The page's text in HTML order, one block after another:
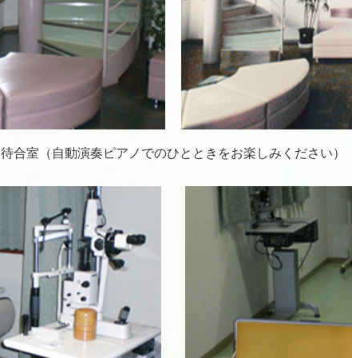
待合室（自動演奏ピアノでのひとときをお楽しみください）